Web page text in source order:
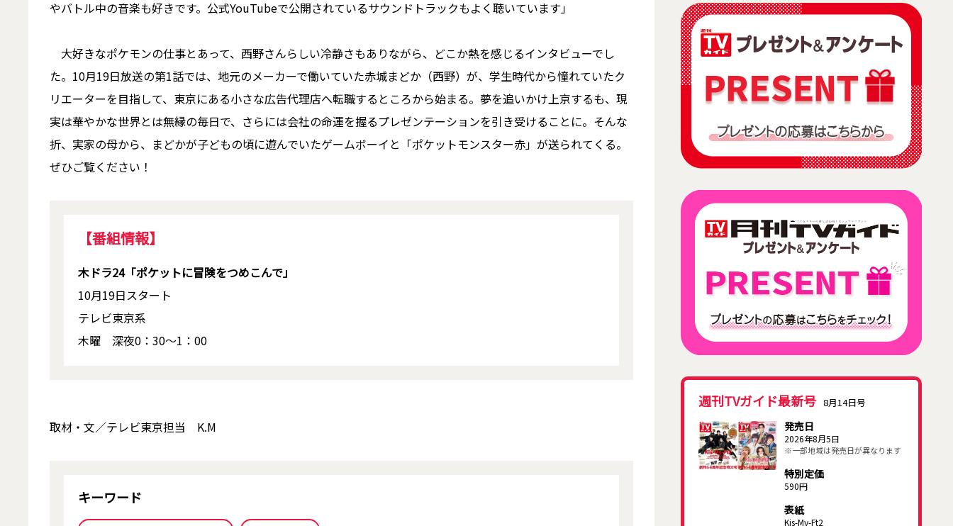
やバトル中の音楽も好きです。公式YouTubeで公開されているサウンドトラックもよく聴いています」
大好きなポケモンの仕事とあって、西野さんらしい冷静さもありながら、どこか熱を感じるインタビューでし
た。10月19日放送の第1話では、地元のメーカーで働いていた赤城まどか（西野）が、学生時代から憧れていたク
リエーターを目指して、東京にある小さな広告代理店へ転職するところから始まる。夢を追いかけ上京するも、現
実は華やかな世界とは無縁の毎日で、さらには会社の命運を握るプレゼンテーションを引き受けることに。そんな
折、実家の母から、まどかが子どもの頃に遊んでいたゲームボーイと「ポケットモンスター赤」が送られてくる。
ぜひご覧ください！
【番組情報】
木ドラ24「ポケットに冒険をつめこんで」
10月19日スタート
テレビ東京系
木曜 深夜0：30～1：00
取材・文／テレビ東京担当 K.M
キーワード
週刊TVガイド最新号 8月14日号
発売日
2026年8月5日
※一部地域は発売日が異なります
特別定価
590円
表紙
Kis-My-Ft2